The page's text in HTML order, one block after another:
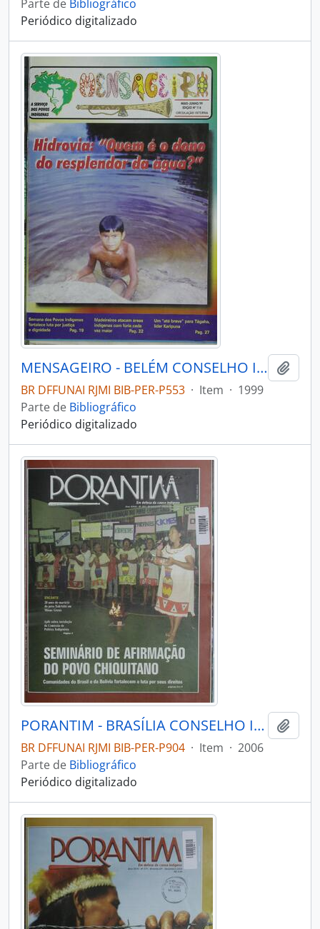
Parte de Bibliográfico
Periódico digitalizado
MENSAGEIRO - BELÉM CONSELHO INDIGENISTA MISSIONÁRIO - 1999 - Nº116
BR DFFUNAI RJMI BIB-PER-P553 · Item · 1999
Parte de Bibliográfico
Periódico digitalizado
PORANTIM - BRASÍLIA CONSELHO INDIGENISTA MISSIONÁRIO - 2006 - Nº291
BR DFFUNAI RJMI BIB-PER-P904 · Item · 2006
Parte de Bibliográfico
Periódico digitalizado